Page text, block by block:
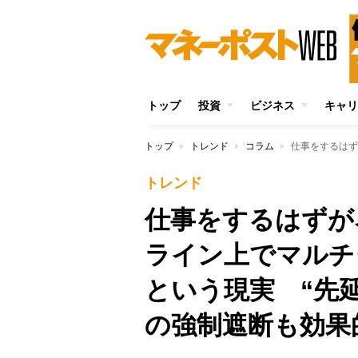
トップ 投資 ビジネス キャ
トップ トレンド コラム
トレンド
仕事をするはず
ライン上でマル
という現実 “先
の強制遮断も効果